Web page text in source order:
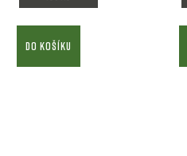
DO KOŠÍKU